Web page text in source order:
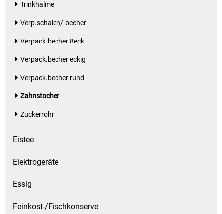
Schokolade
Sekt / Champagner / Frizzante
Service
Sirupe
Speck / Rohschinken
Trinkhalme
Verp.schalen/-becher
Verpack.becher 8eck
Verpack.becher eckig
Verpack.becher rund
Zahnstocher
Zuckerrohr
Eistee
Elektrogeräte
Essig
Feinkost-/Fischkonserve